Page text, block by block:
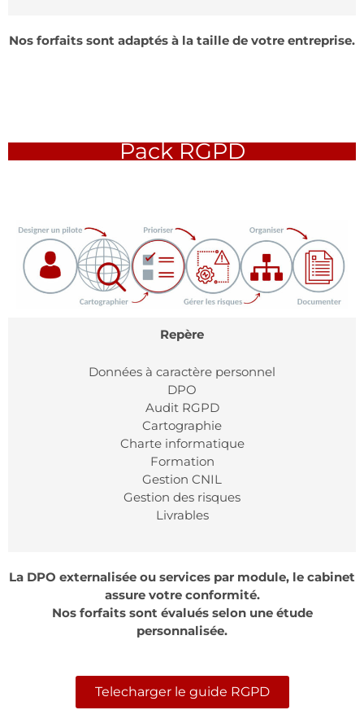
Nos forfaits sont adaptés à la taille de votre entreprise.
Pack RGPD
Repère
Données à caractère personnel
DPO
Audit RGPD
Cartographie
Charte informatique
Formation
Gestion CNIL
Gestion des risques
Livrables
La DPO externalisée ou services par module, le cabinet
assure votre conformité.
Nos forfaits sont évalués selon une étude
personnalisée.
Telecharger le guide RGPD